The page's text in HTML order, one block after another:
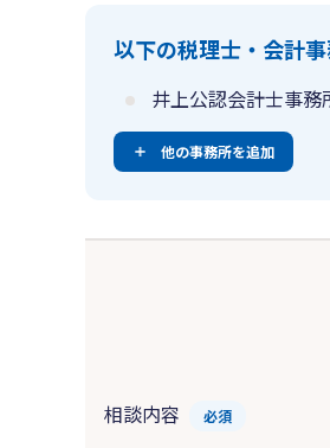
以下の税理士・会計
井上公認会計士事務
他の事務所を追加
相談内容 必須